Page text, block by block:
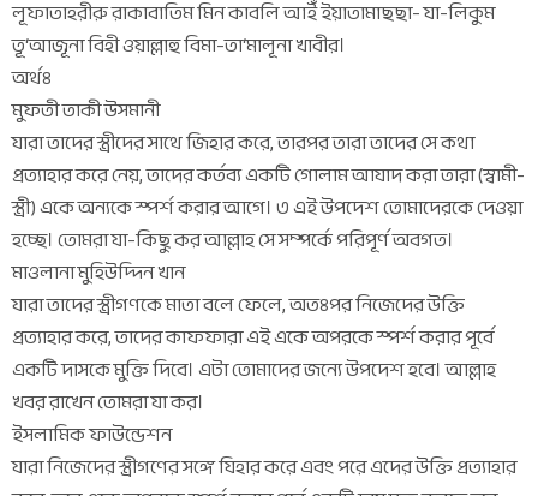
লূফাতাহরীরু রাকাবাতিম মিন কাবলি আইঁ ইয়াতামাছছা- যা-লিকুম
তূ‘আজূনা বিহী ওয়াল্লাহু বিমা-তা‘মালূনা খাবীর।
অর্থঃ
মুফতী তাকী উসমানী
যারা তাদের স্ত্রীদের সাথে জিহার করে, তারপর তারা তাদের সে কথা
প্রত্যাহার করে নেয়, তাদের কর্তব্য একটি গোলাম আযাদ করা তারা (স্বামী-
স্ত্রী) একে অন্যকে স্পর্শ করার আগে। ৩ এই উপদেশ তোমাদেরকে দেওয়া
হচ্ছে। তোমরা যা-কিছু কর আল্লাহ সে সম্পর্কে পরিপূর্ণ অবগত।
মাওলানা মুহিউদ্দিন খান
যারা তাদের স্ত্রীগণকে মাতা বলে ফেলে, অতঃপর নিজেদের উক্তি
প্রত্যাহার করে, তাদের কাফফারা এই একে অপরকে স্পর্শ করার পূর্বে
একটি দাসকে মুক্তি দিবে। এটা তোমাদের জন্যে উপদেশ হবে। আল্লাহ
খবর রাখেন তোমরা যা কর।
ইসলামিক ফাউন্ডেশন
যারা নিজেদের স্ত্রীগণের সঙ্গে যিহার করে এবং পরে এদের উক্তি প্রত্যাহার